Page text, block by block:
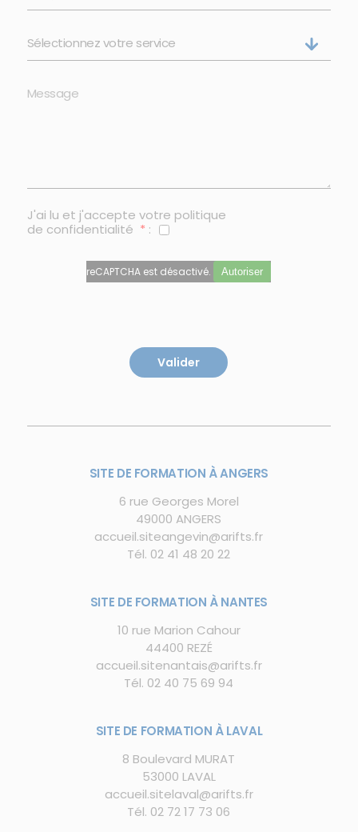
J'ai lu et j'accepte votre politique
de confidentialité * :
reCAPTCHA est désactivé. Autoriser
SITE DE FORMATION À ANGERS
6 rue Georges Morel
49000 ANGERS
accueil.siteangevin@arifts.fr
Tél. 02 41 48 20 22
SITE DE FORMATION À NANTES
10 rue Marion Cahour
44400 REZÉ
accueil.sitenantais@arifts.fr
Tél. 02 40 75 69 94
SITE DE FORMATION À LAVAL
8 Boulevard MURAT
53000 LAVAL
accueil.sitelaval@arifts.fr
Tél. 02 72 17 73 06